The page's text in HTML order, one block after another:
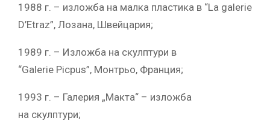
1988 г. – изложба на малка пластика в “La galerie
D’Etraz”, Лозана, Швейцария;
1989 г. – Изложба на скулптури в
“Galerie Picpus”, Монтрьо, Франция;
1993 г. – Галерия „Макта“ – изложба
на скулптури;